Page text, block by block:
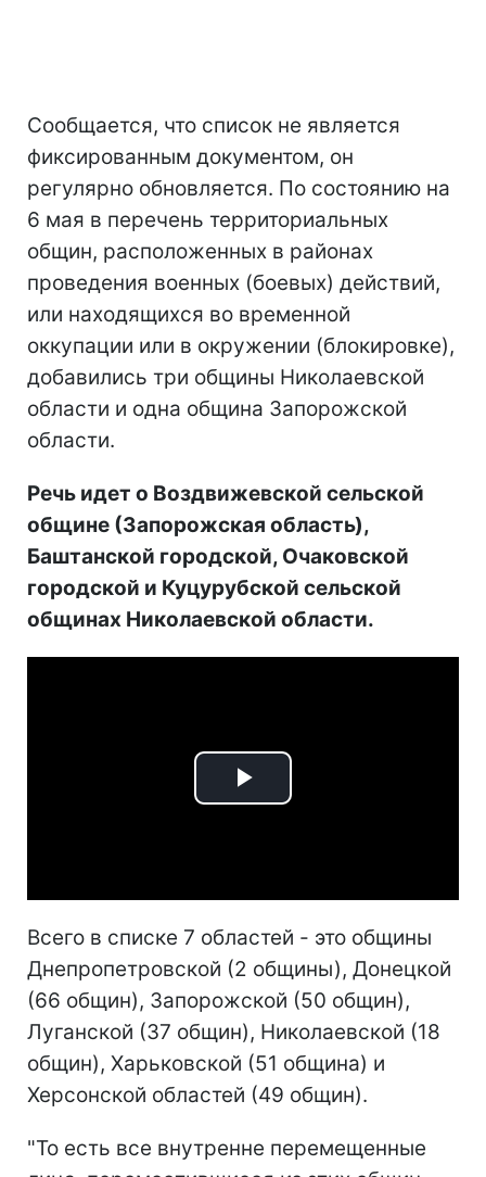
Сообщается, что список не является
фиксированным документом, он
регулярно обновляется. По состоянию на
6 мая в перечень территориальных
общин, расположенных в районах
проведения военных (боевых) действий,
или находящихся во временной
оккупации или в окружении (блокировке),
добавились три общины Николаевской
области и одна община Запорожской
области.
Речь идет о Воздвижевской сельской
общине (Запорожская область),
Баштанской городской, Очаковской
городской и Куцурубской сельской
общинах Николаевской области.
Play
Всего в списке 7 областей - это общины
Днепропетровской (2 общины), Донецкой
(66 общин), Запорожской (50 общин),
Луганской (37 общин), Николаевской (18
общин), Харьковской (51 община) и
Херсонской областей (49 общин).
"То есть все внутренне перемещенные